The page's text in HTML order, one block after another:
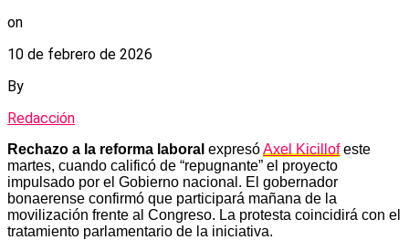
on
10 de febrero de 2026
By
Redacción
Rechazo a la reforma laboral expresóAxel Kicillofeste
martes, cuando calificó de “repugnante” el proyecto
impulsado por el Gobierno nacional. El gobernador
bonaerense confirmó que participará mañana de la
movilización frente al Congreso. La protesta coincidirá con el
tratamiento parlamentario de la iniciativa.